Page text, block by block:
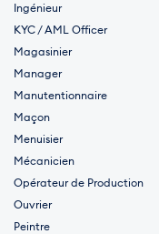
Ingénieur
KYC / AML Officer
Magasinier
Manager
Manutentionnaire
Maçon
Menuisier
Mécanicien
Opérateur de Production
Ouvrier
Peintre